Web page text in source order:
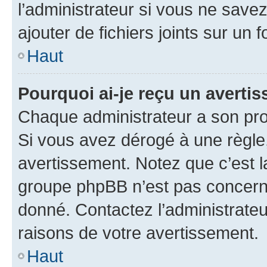
l’administrateur si vous ne
ajouter de fichiers joints sur un
Haut
Pourquoi ai-je reçu un
Chaque administrateur a son
Si vous avez dérogé à une
avertissement. Notez que c’est
groupe phpBB n’est pas
donné. Contactez
raisons de votre avertissement.
Haut